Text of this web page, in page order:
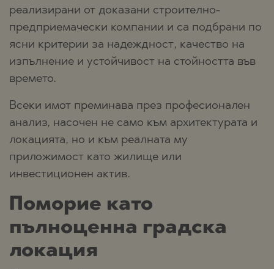
реализирани от доказани строително-
предприемачески компании и са подбрани по
ясни критерии за надеждност, качество на
изпълнение и устойчивост на стойността във
времето.
Всеки имот преминава през професионален
анализ, насочен не само към архитектурата и
локацията, но и към реалната му
приложимост като жилище или
инвестиционен актив.
Поморие като
пълноценна градска
локация